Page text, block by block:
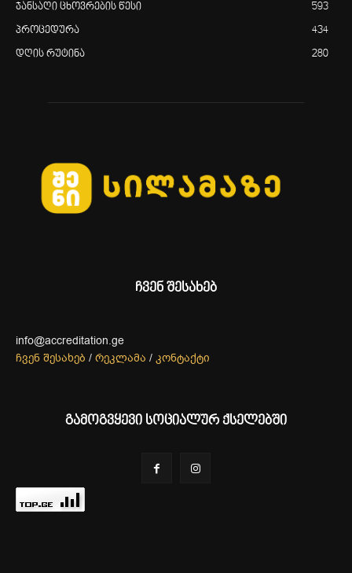
ჯანსაღი ცხოვრების წესი 593
პროცედურა 434
დღის რუტინა 280
ჩვენ შესახებ
info@accreditation.ge
ჩვენ შესახებ / რეკლამა / კონტაქტი
გამოგვყევი სოციალურ ქსელებში